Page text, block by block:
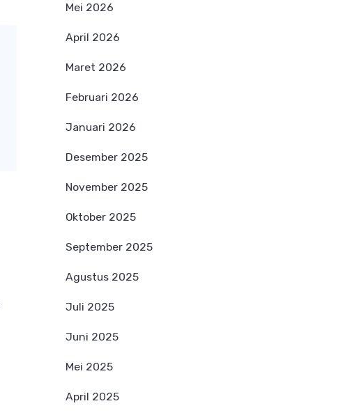
Mei 2026
April 2026
Maret 2026
Februari 2026
Januari 2026
Desember 2025
November 2025
Oktober 2025
September 2025
Agustus 2025
Juli 2025
Juni 2025
Mei 2025
April 2025